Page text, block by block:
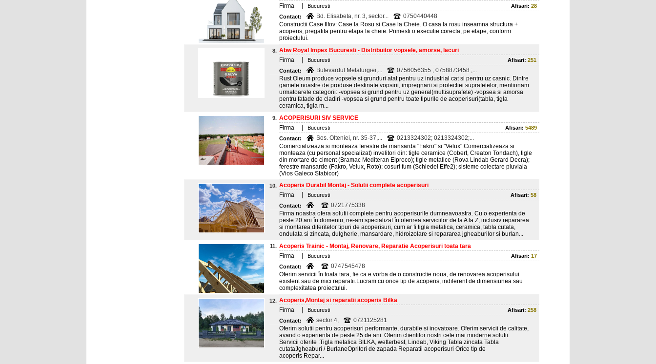
Firma
Bucuresti Afisari: 28
Contact:
Bd. Elisabeta, nr. 3, sector...
0750440448
Constructii Case Ilfov: Case la Rosu si Case la Cheie. O casa la rosu inseamna structura +
acoperis, pregatita pentru etapa la cheie. Primesti o executie corecta, pe etape, conform
proiectului.
8. Abw Royal Impex Bucuresti - Distribuitor vopsele, amorse, lacuri
Firma
Bucuresti Afisari: 251
Contact:
Bulevardul Metalurgiei,...
0756056355 ; 0758873458 ;...
Rust Oleum produce vopsele si grunduri atat pentru uz industrial cat si pentru uz casnic. Dintre
gamele noastre de produse destinate vopsirii, impregnarii si protectiei suprafetelor, mentionam
urmatoarele categorii: -vopsea si grund pentru uz general(multisuprafete) -vopsea si amorsa
pentru fatade de cladiri -vopsea si grund pentru toate tipurile de acoperisuri(tabla, tigla
ceramica, tigla m...
9. ACOPERISURI SIV SERVICE
Firma
Bucuresti Afisari: 5489
Contact:
Sos. Olteniei, nr. 35-37,...
0213324302; 0213324302;...
Comercializeaza si monteaza ferestre de mansarda "Fakro" si "Velux".Comercializeaza si
monteaza (cu personal specializat) invelitori din: tigle ceramice (Cobert, Creaton Tondach), tigle
din mortare de ciment (Bramac Mediteran Elpreco); tigle metalice (Rova Lindab Gerard Decra);
ferestre mansarde (Fakro, Velux, Roto); cosuri fum (Schiedel Effe2); sisteme colectare pluviala
(Vios Galeco Stabicor)
10. Acoperis Durabil Montaj - Solutii complete acoperisuri
Firma
Bucuresti Afisari: 58
Contact:
0721775338
Firma noastra ofera solutii complete pentru acoperisurile dumneavoastra. Cu o experienta de
peste 20 ani în domeniu, ne-am specializat în oferirea serviciilor de la A la Z, inclusiv repararea
si montarea diferitelor tipuri de acoperisuri, cum ar fi tigla metalica, ceramica, tabla cutata,
ondulata si zincata, dulgherie, mansardare, hidroizolare si repararea jgheaburilor si burlan...
11. Acoperis Trainic - Montaj, Renovare, Reparatie Acoperisuri toata tara
Firma
Bucuresti Afisari: 17
Contact:
0747545478
Oferim servicii în toata tara, fie ca e vorba de o constructie noua, de renovarea acoperisului
existent sau de mici reparatii.Lucram cu orice tip de acoperis, indiferent de dimensiunea sau
complexitatea proiectului.
12. Acoperis,Montaj si reparatii acoperis Bilka
Firma
Bucuresti Afisari: 258
Contact:
sector 4,
0721125281
Oferim solutii pentru acoperisuri performante, durabile si inovatoare. Oferim servicii de calitate,
avand o experienta de peste 25 de ani. Oferim clientilor nostri cele mai moderne solutii.
Servicii oferite :Tigla metalica BILKA, wetterbest, Lindab, Viking Tabla zincata Tabla
cutataJgheaburi / BurlaneOpritori de zapada Reparatii acoperisuri Orice tip de
acoperis Repar...